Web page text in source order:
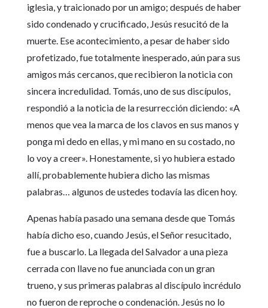
iglesia, y traicionado por un amigo; después de haber
sido condenado y crucificado, Jesús resucitó de la
muerte. Ese acontecimiento, a pesar de haber sido
profetizado, fue totalmente inesperado, aún para sus
amigos más cercanos, que recibieron la noticia con
sincera incredulidad. Tomás, uno de sus discípulos,
respondió a la noticia de la resurrección diciendo: «A
menos que vea la marca de los clavos en sus manos y
ponga mi dedo en ellas, y mi mano en su costado, no
lo voy a creer». Honestamente, si yo hubiera estado
allí, probablemente hubiera dicho las mismas
palabras… algunos de ustedes todavía las dicen hoy.
Apenas había pasado una semana desde que Tomás
había dicho eso, cuando Jesús, el Señor resucitado,
fue a buscarlo. La llegada del Salvador a una pieza
cerrada con llave no fue anunciada con un gran
trueno, y sus primeras palabras al discípulo incrédulo
no fueron de reproche o condenación. Jesús no lo